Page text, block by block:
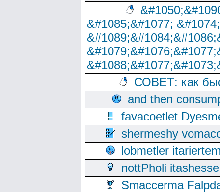
&#1085;&#1077;
СОВЕТ: как
and then
favacoetlet
shermeshy
lobmetler
nottPholi
Smaccerma